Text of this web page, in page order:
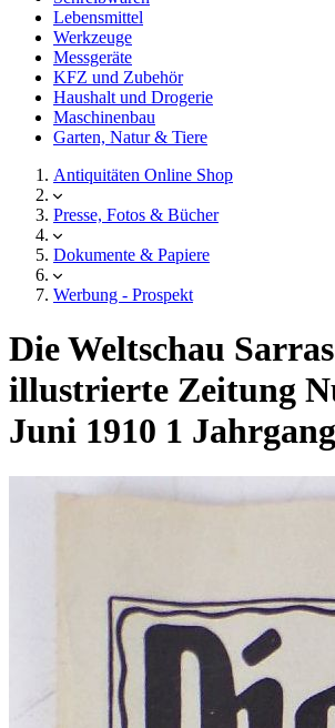
Lebensmittel
Werkzeuge
Messgeräte
KFZ und Zubehör
Haushalt und Drogerie
Maschinenbau
Garten, Natur & Tiere
Antiquitäten Online Shop
Presse, Fotos & Bücher
Dokumente & Papiere
Werbung - Prospekt
Die Weltschau
illustrierte Zeitung
Juni 1910 1